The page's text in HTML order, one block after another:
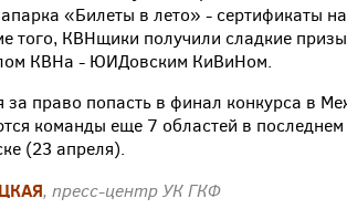
«Билеты в лето» - сертификаты
того, КВНщики получили сладкие
КВНа - ЮИДовским КиВиНом.
за право попасть в финал конкурса в
команды еще 7 областей в
(23 апреля).
, пресс-центр УК ГКФ